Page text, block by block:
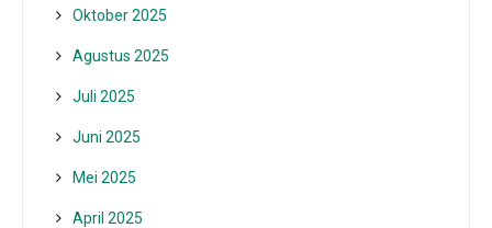
Oktober 2025
Agustus 2025
Juli 2025
Juni 2025
Mei 2025
April 2025